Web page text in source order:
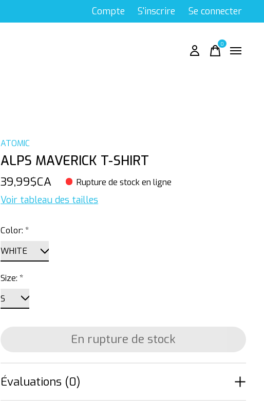
Compte S'inscrire Se connecter
0items
ATOMIC
ALPS MAVERICK T-SHIRT
39,99$CA Rupture de stock en ligne
Voir tableau des tailles
Color: *
Size: *
En rupture de stock
Évaluations (0)